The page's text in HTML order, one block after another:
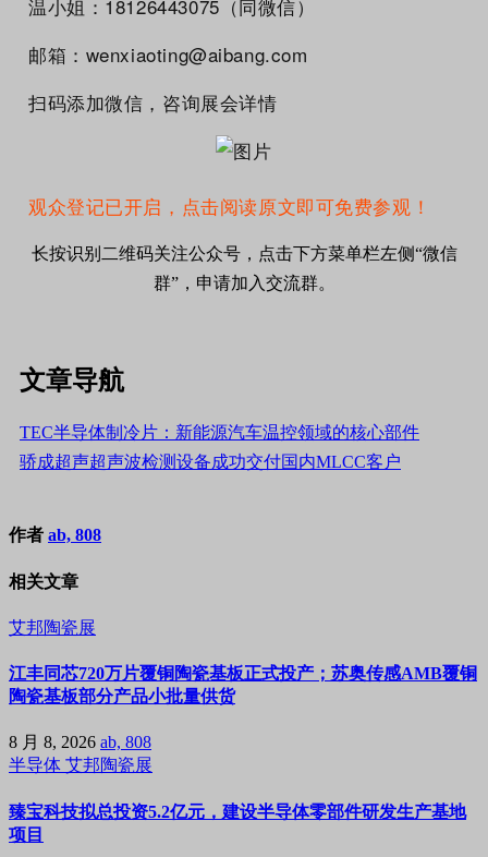
温小姐：18126443075（同微信）
邮箱：wenxiaoting@aibang.com
扫码添加微信，咨询展会详情
观众登记已开启，点击阅读原文即可免费参观！
长按识别二维码关注公众号，点击下方菜单栏左侧“微信
群”，申请加入交流群。
文章导航
TEC半导体制冷片：新能源汽车温控领域的核心部件
骄成超声超声波检测设备成功交付国内MLCC客户
作者 ab, 808
相关文章
艾邦陶瓷展
江丰同芯720万片覆铜陶瓷基板正式投产；苏奥传感AMB覆铜
陶瓷基板部分产品小批量供货
8 月 8, 2026 ab, 808
半导体 艾邦陶瓷展
臻宝科技拟总投资5.2亿元，建设半导体零部件研发生产基地
项目